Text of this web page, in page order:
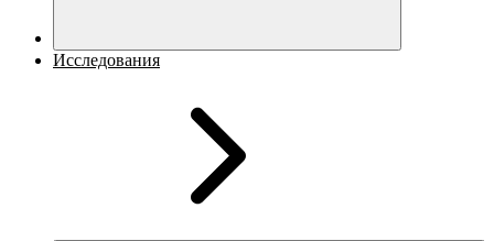
Исследования